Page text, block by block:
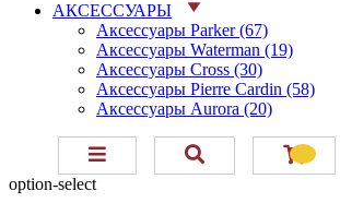
АКСЕССУАРЫ
Аксессуары Parker (67)
Аксессуары Waterman (19)
Аксессуары Cross (30)
Аксессуары Pierre Cardin (58)
Аксессуары Aurora (20)
option-select